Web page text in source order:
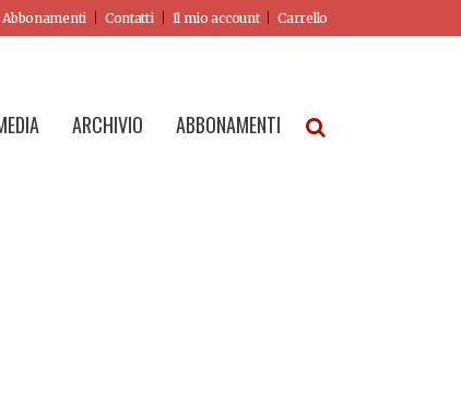
Abbonamenti Contatti Il mio account Carrello
ARCHIVIO ABBONAMENTI